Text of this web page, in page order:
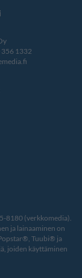
356 1332
8180 (verkkomedia).
ja lainaaminen on
Tuubi® ja
joiden käyttäminen